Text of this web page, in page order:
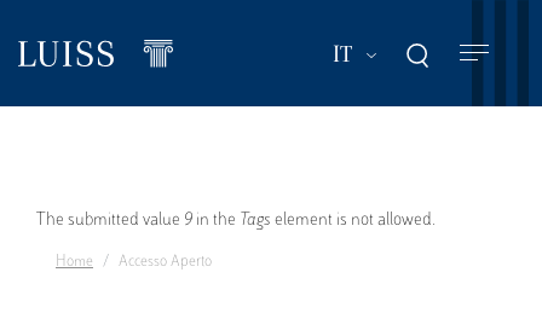
contenuto
IT Mostra ulteriori
Messaggio
di
The submitted value 9 in the Tags element is not allowed.
Home Accesso Aperto